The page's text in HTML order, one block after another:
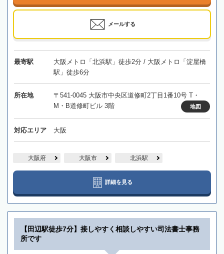
メールする
最寄駅
大阪メトロ「北浜駅」徒歩2分 / 大阪メトロ「淀屋橋
駅」徒歩6分
所在地
〒541-0045 大阪市中央区道修町2丁目1番10号 T・
M・B道修町ビル 3階
地図
対応エリア 大阪
大阪府 大阪市 北浜駅
詳細を見る
【田辺駅徒歩7分】接しやすく相談しやすい司法書士事務
所です